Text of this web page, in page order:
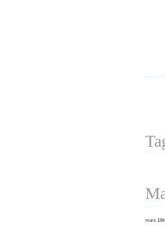
mars